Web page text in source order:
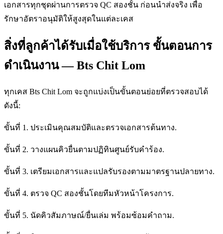
เอกสารทุกชุดผ่านการตรวจ QC สองชั้น ก่อนนำส่งจริง เพื่อ
รักษาอัตราอนุมัติให้สูงสุดในแต่ละเคส
สิ่งที่ลูกค้าได้รับเมื่อใช้บริการ ขั้นตอนการ
ดำเนินงาน — Bts Chit Lom
ทุกเคส Bts Chit Lom จะถูกแบ่งเป็นขั้นตอนย่อยที่ตรวจสอบได้
ดังนี้:
ขั้นที่ 1. ประเมินคุณสมบัติและตรวจเอกสารต้นทาง.
ขั้นที่ 2. วางแผนคิวยื่นตามปฏิทินศูนย์รับคำร้อง.
ขั้นที่ 3. เตรียมเอกสารและแปลรับรองตามมาตรฐานปลายทาง.
ขั้นที่ 4. ตรวจ QC สองชั้นโดยทีมหัวหน้าโครงการ.
ขั้นที่ 5. นัดคิวสัมภาษณ์/ยื่นเล่ม พร้อมซ้อมคำถาม.